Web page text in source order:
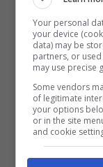
Your personal
your device
data) may be
partners, or
may use precise
Some vendors
of legitimate
your options
or in the site
and cookie